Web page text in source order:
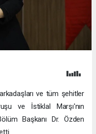
ve tüm şehitler
ve İstiklal Marşı'nın
Başkanı Dr. Özden